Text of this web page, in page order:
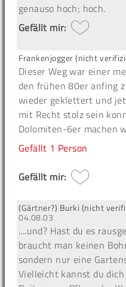
genauso hoch; hoch.
Gefällt mir:
Frankenjogger (nicht
Dieser Weg war einer
den frühen 80er anfing
wieder geklettert und
mit Recht stolz sein
Dolomiten-6er machen
Gefällt 1 Person
Gefällt mir:
(Gärtner?) Burki (nicht
04.08.03
....und? Hast du es
braucht man keinen
sondern nur eine
Vielleicht kannst du